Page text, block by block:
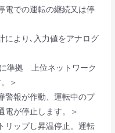
での運転の継続又は停
より､入力値をアナログ
準拠 上位ネットワーク
＞
警報が作動、運転中のプ
電が停止します。＞
ップし昇温停止。運転